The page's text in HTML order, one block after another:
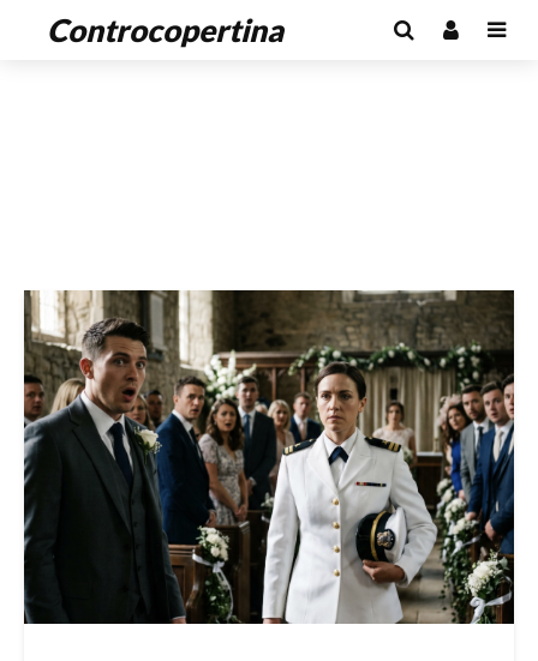
Controcopertina